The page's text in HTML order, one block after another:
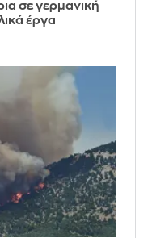
σε γερμανική
έργα